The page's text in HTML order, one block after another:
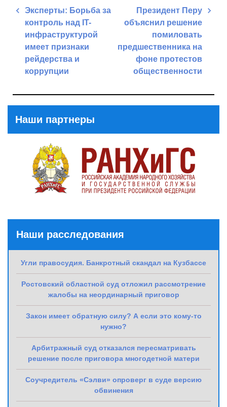
Навигация
записям
Эксперты: Борьба за
контроль над IT-
инфраструктурой
имеет признаки
рейдерства и
коррупции
Президент Перу
объяснил решение
помиловать
предшественника на
фоне протестов
общественности
Наши партнеры
Наши расследования
Угли правосудия. Банкротный скандал на Кузбассе
Ростовский областной суд отложил рассмотрение
жалобы на неординарный приговор
Закон имеет обратную силу? А если это кому-то
нужно?
Арбитражный суд отказался пересматривать
решение после приговора многодетной матери
Соучредитель «Сэлви» опроверг в суде версию
обвинения